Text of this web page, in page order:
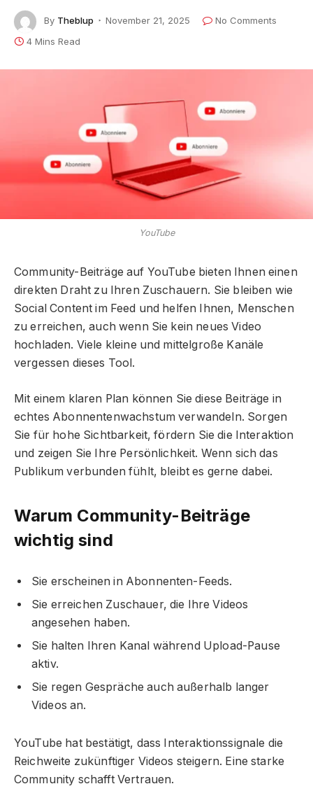
By Theblup November 21, 2025
No Comments
4 Mins Read
YouTube
Community-Beiträge auf YouTube bieten Ihnen einen
direkten Draht zu Ihren Zuschauern. Sie bleiben wie
Social Content im Feed und helfen Ihnen, Menschen
zu erreichen, auch wenn Sie kein neues Video
hochladen. Viele kleine und mittelgroße Kanäle
vergessen dieses Tool.
Mit einem klaren Plan können Sie diese Beiträge in
echtes Abonnentenwachstum verwandeln. Sorgen
Sie für hohe Sichtbarkeit, fördern Sie die Interaktion
und zeigen Sie Ihre Persönlichkeit. Wenn sich das
Publikum verbunden fühlt, bleibt es gerne dabei.
Warum Community-Beiträge
wichtig sind
Sie erscheinen in Abonnenten-Feeds.
Sie erreichen Zuschauer, die Ihre Videos
angesehen haben.
Sie halten Ihren Kanal während Upload-Pause
aktiv.
Sie regen Gespräche auch außerhalb langer
Videos an.
YouTube hat bestätigt, dass Interaktionssignale die
Reichweite zukünftiger Videos steigern. Eine starke
Community schafft Vertrauen.